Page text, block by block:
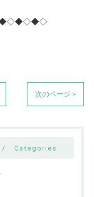
次のページ >
Categories